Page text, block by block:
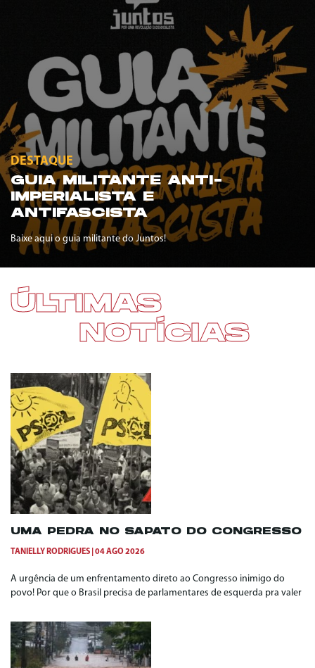
DESTAQUE
GUIA MILITANTE ANTI-
IMPERIALISTA E
ANTIFASCISTA
Baixe aqui o guia militante do Juntos!
ÚLTIMAS
NOTÍCIAS
UMA PEDRA NO SAPATO DO CONGRESSO
TANIELLY RODRIGUES 04 AGO 2026
A urgência de um enfrentamento direto ao Congresso inimigo do
povo! Por que o Brasil precisa de parlamentares de esquerda pra valer